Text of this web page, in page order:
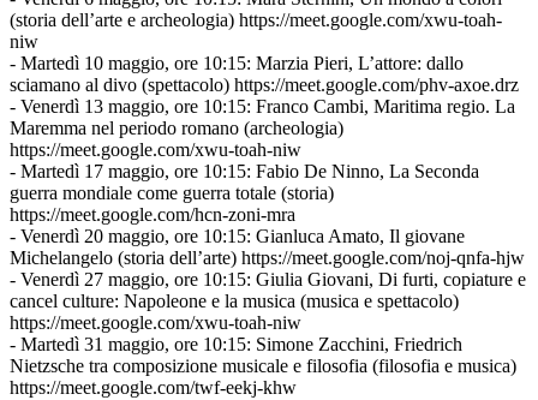
(storia dell’arte e archeologia) https://meet.google.com/xwu-toah-
niw
- Martedì 10 maggio, ore 10:15: Marzia Pieri, L’attore: dallo
sciamano al divo (spettacolo) https://meet.google.com/phv-axoe.drz
- Venerdì 13 maggio, ore 10:15: Franco Cambi, Maritima regio. La
Maremma nel periodo romano (archeologia)
https://meet.google.com/xwu-toah-niw
- Martedì 17 maggio, ore 10:15: Fabio De Ninno, La Seconda
guerra mondiale come guerra totale (storia)
https://meet.google.com/hcn-zoni-mra
- Venerdì 20 maggio, ore 10:15: Gianluca Amato, Il giovane
Michelangelo (storia dell’arte) https://meet.google.com/noj-qnfa-hjw
- Venerdì 27 maggio, ore 10:15: Giulia Giovani, Di furti, copiature e
cancel culture: Napoleone e la musica (musica e spettacolo)
https://meet.google.com/xwu-toah-niw
- Martedì 31 maggio, ore 10:15: Simone Zacchini, Friedrich
Nietzsche tra composizione musicale e filosofia (filosofia e musica)
https://meet.google.com/twf-eekj-khw